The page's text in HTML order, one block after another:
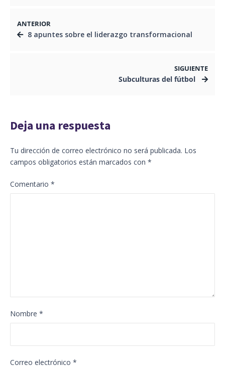
ANTERIOR
8 apuntes sobre el liderazgo transformacional
SIGUIENTE
Subculturas del fútbol
Deja una respuesta
Tu dirección de correo electrónico no será publicada. Los
campos obligatorios están marcados con *
Comentario *
Nombre *
Correo electrónico *